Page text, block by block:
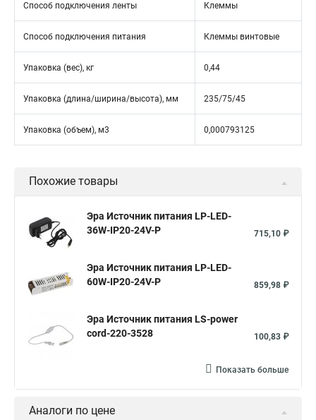
Способ подключения ленты Клеммы
Способ подключения питания Клеммы винтовые
Упаковка (вес), кг 0,44
Упаковка (длина/ширина/высота), мм 235/75/45
Упаковка (объем), м3 0,000793125
Похожие товары
Эра Источник питания LP-LED-
36W-IP20-24V-P
715,10 ₽
Эра Источник питания LP-LED-
60W-IP20-24V-P
859,98 ₽
Эра Источник питания LS-power
cord-220-3528
100,83 ₽
Показать больше
Аналоги по цене